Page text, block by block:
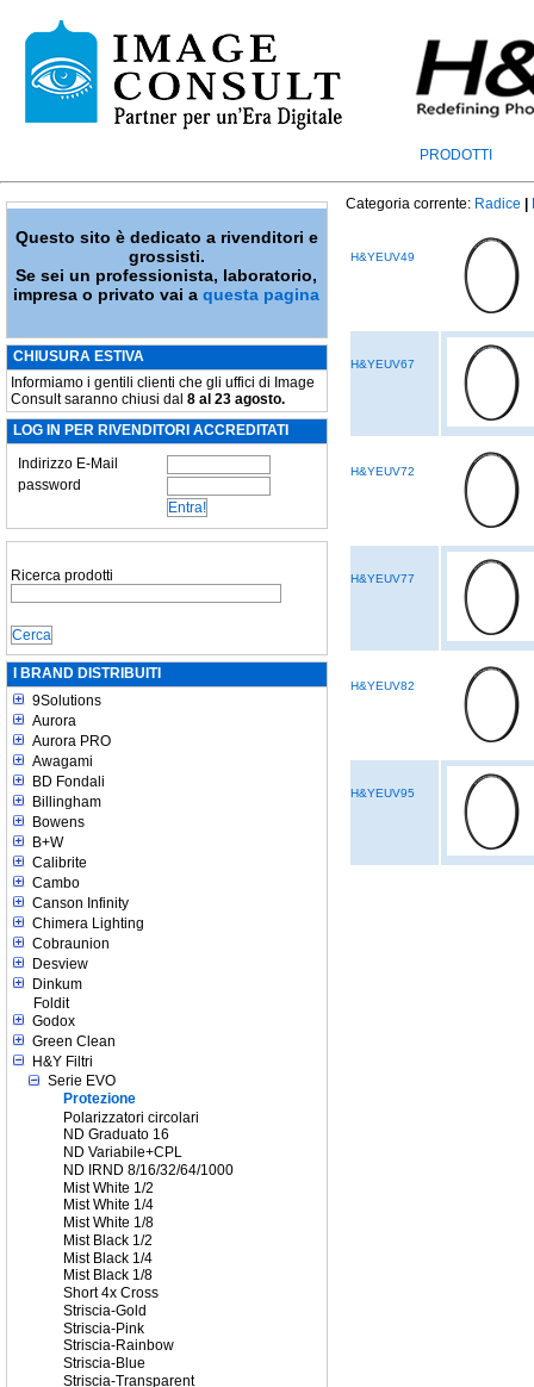
PRODOTTI
Questo sito è dedicato a rivenditori e
grossisti.
Se sei un professionista, laboratorio,
impresa o privato vai aquesta pagina
CHIUSURA ESTIVA
Informiamo i gentili clienti che gli uffici di Image
Consult saranno chiusi dal 8 al 23 agosto.
LOG IN PER RIVENDITORI ACCREDITATI
Indirizzo E-Mail
password
Ricerca prodotti
I BRAND DISTRIBUITI
9Solutions
Aurora
Aurora PRO
Awagami
BD Fondali
Billingham
Bowens
B+W
Calibrite
Cambo
Canson Infinity
Chimera Lighting
Cobraunion
Desview
Dinkum
Foldit
Godox
Green Clean
H&Y Filtri
Serie EVO
Protezione
Polarizzatori circolari
ND Graduato 16
ND Variabile+CPL
ND IRND 8/16/32/64/1000
Mist White 1/2
Mist White 1/4
Mist White 1/8
Mist Black 1/2
Mist Black 1/4
Mist Black 1/8
Short 4x Cross
Striscia-Gold
Striscia-Pink
Striscia-Rainbow
Striscia-Blue
Striscia-Transparent
Categoria corrente: Radice
H&YEUV49
H&YEUV67
H&YEUV72
H&YEUV77
H&YEUV82
H&YEUV95